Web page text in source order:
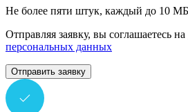
Не более пяти штук, каждый до 10 МБ
Отправляя заявку, вы соглашаетесь на
персональных данных
Отправить заявку